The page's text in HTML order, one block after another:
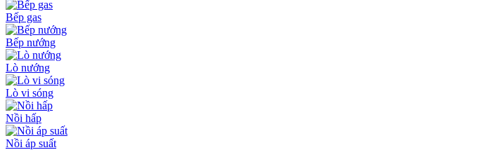
Bếp gas
Bếp nướng
Lò nướng
Lò vi sóng
Nồi hấp
Nồi áp suất